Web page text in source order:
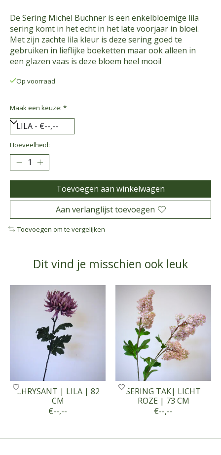
De Sering Michel Buchner is een enkelbloemige lila
sering komt in het echt in het late voorjaar in bloei.
Met zijn zachte lila kleur is deze sering goed te
gebruiken in lieflijke boeketten maar ook alleen in
een glazen vaas is deze bloem heel mooi!
Op voorraad
Maak een keuze: *
Hoeveelheid:
Toevoegen aan winkelwagen
Aan verlanglijst toevoegen
Toevoegen om te vergelijken
Dit vind je misschien ook leuk
Items van productcarrousel
CHRYSANT | LILA | 82
CM
€--,--
SERING TAK| LICHT
ROZE | 73 CM
€--,--